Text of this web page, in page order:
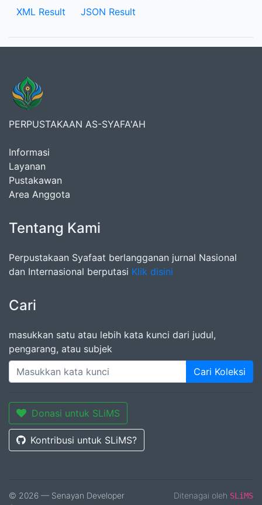
XML Result JSON Result
PERPUSTAKAAN AS-SYAFA'AH
Informasi
Layanan
Pustakawan
Area Anggota
Tentang Kami
Perpustakaan Syafaat berlangganan jurnal Nasional
dan Internasional berputasi Klik disini
Cari
masukkan satu atau lebih kata kunci dari judul,
pengarang, atau subjek
Cari Koleksi
Donasi untuk SLiMS
Kontribusi untuk SLiMS?
© 2026 — Senayan Developer
Ditenagai oleh SLiMS